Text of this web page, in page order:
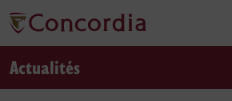
Actualités